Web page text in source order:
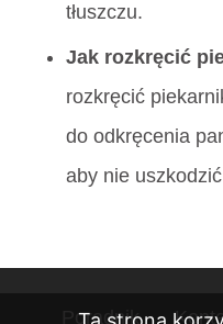
tłuszczu.
Jak rozkręcić
rozkręcić
do odkręcenia
aby nie
Poradnik